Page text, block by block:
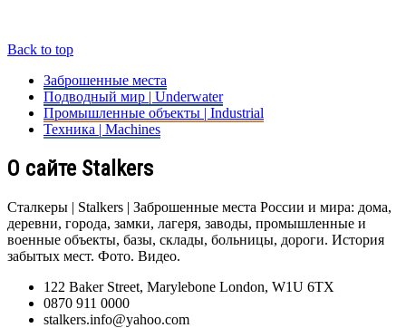
Back to top
Заброшенные места
Подводный мир | Underwater
Промышленные объекты | Industrial
Техника | Machines
О сайте Stalkers
Сталкеры | Stalkers | Заброшенные места России и мира: дома,
деревни, города, замки, лагеря, заводы, промышленные и
военные объекты, базы, склады, больницы, дороги. История
забытых мест. Фото. Видео.
122 Baker Street, Marylebone London, W1U 6TX
0870 911 0000
stalkers.info@yahoo.com